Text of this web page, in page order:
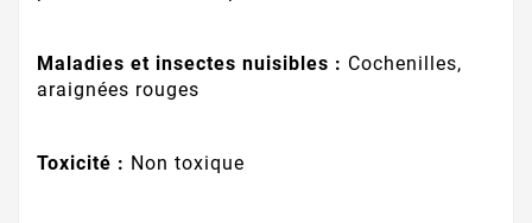
Maladies et insectes nuisibles : Cochenilles,
araignées rouges
Toxicité : Non toxique